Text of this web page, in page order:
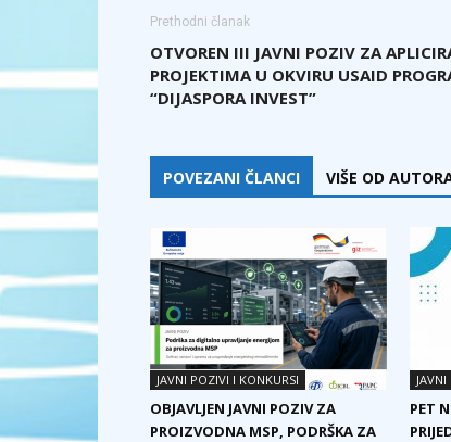
Prethodni članak
OTVOREN III JAVNI POZIV ZA
PROJEKTIMA U OKVIRU USAID
“DIJASPORA INVEST”
POVEZANI ČLANCI VIŠE OD
JAVNI POZIVI I KONKURSI
OBJAVLJEN JAVNI POZIV ZA
PROIZVODNA MSP, PODRŠKA ZA
PET